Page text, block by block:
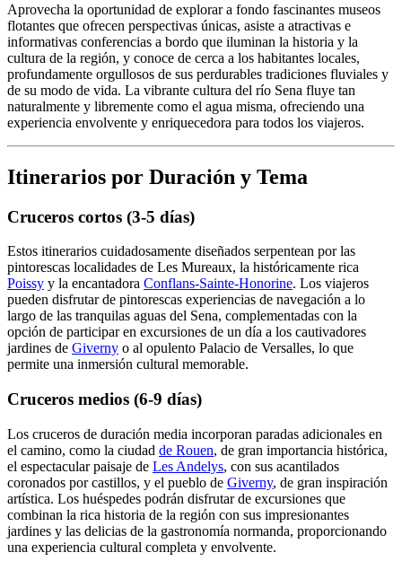
Aprovecha la oportunidad de explorar a fondo fascinantes museos
flotantes que ofrecen perspectivas únicas, asiste a atractivas e
informativas conferencias a bordo que iluminan la historia y la
cultura de la región, y conoce de cerca a los habitantes locales,
profundamente orgullosos de sus perdurables tradiciones fluviales y
de su modo de vida. La vibrante cultura del río Sena fluye tan
naturalmente y libremente como el agua misma, ofreciendo una
experiencia envolvente y enriquecedora para todos los viajeros.
Itinerarios por Duración y Tema
Cruceros cortos (3-5 días)
Estos itinerarios cuidadosamente diseñados serpentean por las
pintorescas localidades de Les Mureaux, la históricamente rica
Poissy y la encantadora Conflans-Sainte-Honorine. Los viajeros
pueden disfrutar de pintorescas experiencias de navegación a lo
largo de las tranquilas aguas del Sena, complementadas con la
opción de participar en excursiones de un día a los cautivadores
jardines de Giverny o al opulento Palacio de Versalles, lo que
permite una inmersión cultural memorable.
Cruceros medios (6-9 días)
Los cruceros de duración media incorporan paradas adicionales en
el camino, como la ciudad de Rouen, de gran importancia histórica,
el espectacular paisaje de Les Andelys, con sus acantilados
coronados por castillos, y el pueblo de Giverny, de gran inspiración
artística. Los huéspedes podrán disfrutar de excursiones que
combinan la rica historia de la región con sus impresionantes
jardines y las delicias de la gastronomía normanda, proporcionando
una experiencia cultural completa y envolvente.